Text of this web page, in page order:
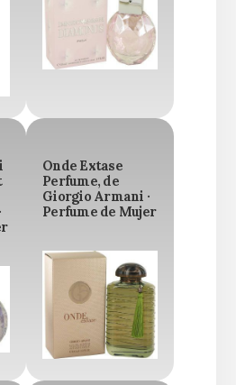
Onde Extase
Perfume, de
Giorgio Armani ·
Perfume de Mujer